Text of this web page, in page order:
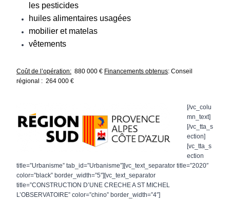
les pesticides
huiles alimentaires usagées
mobilier et matelas
vêtements
Coût de l’opération: 880 000 € Financements obtenus: Conseil
régional : 264 000 €
[/vc_colu
mn_text]
[/vc_tta_s
ection]
[vc_tta_s
ection
title=”Urbanisme” tab_id=”Urbanisme”][vc_text_separator title=”2020″
color=”black” border_width=”5″][vc_text_separator
title=”CONSTRUCTION D’UNE CRECHE A ST MICHEL
L’OBSERVATOIRE” color=”chino” border_width=”4″]